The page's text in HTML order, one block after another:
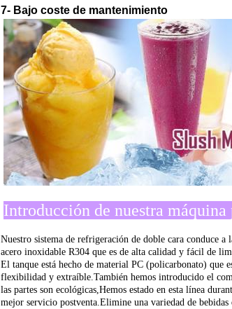
7- Bajo coste de mantenimiento
Introducción de nuestra máquina
Nuestro sistema de refrigeración de doble cara conduce
acero inoxidable R304 que es de alta calidad y fácil de
El tanque está hecho de material PC (policarbonato) que
flexibilidad y extraíble.También hemos introducido el
las partes son ecológicas,Hemos estado en esta línea
mejor servicio postventa.Elimine una variedad de bebidas